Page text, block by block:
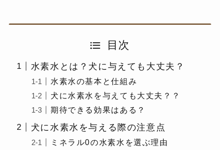
目次
水素水とは？犬に与えても大丈夫？
水素水の基本と仕組み
犬に水素水を与えても大丈夫？？
期待できる効果はある？
犬に水素水を与える際の注意点
ミネラル0の水素水を選ぶ理由